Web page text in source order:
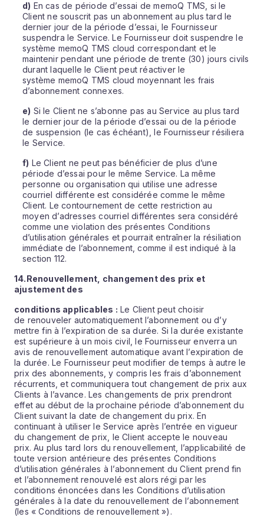
d) En cas de période d’essai de memoQ TMS, si le
Client ne souscrit pas un abonnement au plus tard le
dernier jour de la période d’essai, le Fournisseur
suspendra le Service. Le Fournisseur doit suspendre le
système memoQ TMS cloud correspondant et le
maintenir pendant une période de trente (30) jours civils
durant laquelle le Client peut réactiver le
système memoQ TMS cloud moyennant les frais
d’abonnement connexes.
e) Si le Client ne s’abonne pas au Service au plus tard
le dernier jour de la période d’essai ou de la période
de suspension (le cas échéant), le Fournisseur résiliera
le Service.
f) Le Client ne peut pas bénéficier de plus d’une
période d’essai pour le même Service. La même
personne ou organisation qui utilise une adresse
courriel différente est considérée comme le même
Client. Le contournement de cette restriction au
moyen d’adresses courriel différentes sera considéré
comme une violation des présentes Conditions
d’utilisation générales et pourrait entraîner la résiliation
immédiate de l’abonnement, comme il est indiqué à la
section 112.
14.Renouvellement, changement des prix et
ajustement des
conditions applicables : Le Client peut choisir
de renouveler automatiquement l’abonnement ou d’y
mettre fin à l’expiration de sa durée. Si la durée existante
est supérieure à un mois civil, le Fournisseur enverra un
avis de renouvellement automatique avant l’expiration de
la durée. Le Fournisseur peut modifier de temps à autre le
prix des abonnements, y compris les frais d’abonnement
récurrents, et communiquera tout changement de prix aux
Clients à l’avance. Les changements de prix prendront
effet au début de la prochaine période d’abonnement du
Client suivant la date de changement du prix. En
continuant à utiliser le Service après l’entrée en vigueur
du changement de prix, le Client accepte le nouveau
prix. Au plus tard lors du renouvellement, l’applicabilité de
toute version antérieure des présentes Conditions
d’utilisation générales à l’abonnement du Client prend fin
et l’abonnement renouvelé est alors régi par les
conditions énoncées dans les Conditions d’utilisation
générales à la date du renouvellement de l’abonnement
(les « Conditions de renouvellement »).